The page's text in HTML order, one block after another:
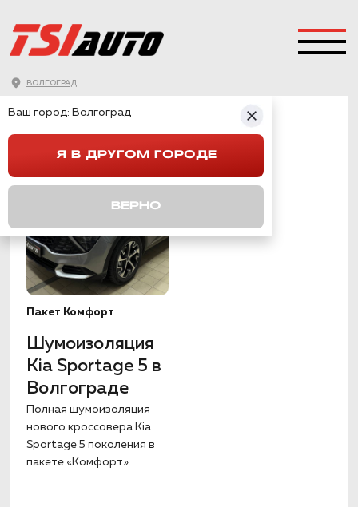
ВОЛГОГРАД
Пакет Комфорт
Шумоизоляция
Kia Sportage 5 в
Волгограде
Полная шумоизоляция
нового кроссовера Kia
Sportage 5 поколения в
пакете «Комфорт».
Ваш город: Волгоград
Я В ДРУГОМ ГОРОДЕ
ВЕРНО